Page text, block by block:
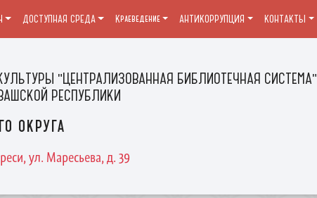
"ЦЕНТРАЛИЗОВАННАЯ БИБЛИОТЕЧНАЯ СИСТЕМА"
РЕСПУБЛИКИ
округа
ул. Маресьева, д. 39
ДОСТУПНАЯ СРЕДА Краеведение АНТИКОРРУПЦИЯ КОНТАКТЫ